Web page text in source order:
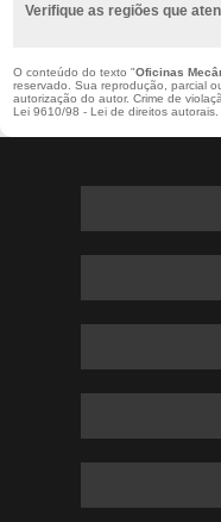
Verifique as regiões que
O conteúdo do texto "Oficinas
reservado. Sua reprodução, parcial
autorização do autor. Crime de
Lei 9610/98 - Lei de direitos autorais.